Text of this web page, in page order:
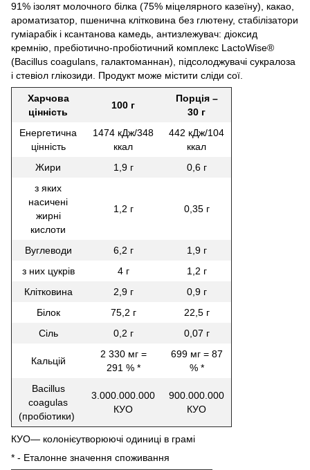
91% ізолят молочного білка (75% міцелярного казеїну), какао,
ароматизатор, пшенична клітковина без глютену, стабілізатори
гуміарабік і ксантанова камедь, антизлежувач: діоксид
кремнію, пребіотично-пробіотичний комплекс LactoWise®
(Bacillus coagulans, галактоманнан), підсолоджувачі сукралоза
і стевіол глікозиди. Продукт може містити сліди сої.
Харчова
цінність
100 г
Порція –
30 г
Енергетична
цінність
1474 кДж/348
ккал
442 кДж/104
ккал
Жири
1,9 г
0,6 г
з яких
насичені
жирні
кислоти
1,2 г 0,35 г
Вуглеводи 6,2 г
1,9 г
з них цукрів
4 г
1,2 г
Клітковина
2,9 г
0,9 г
Білок
75,2 г
22,5 г
Сіль
0,2 г 0,07 г
Кальцій
2 330 мг =
291 % *
699 мг = 87
% *
Bacillus
coagulas
(пробіотики)
3.000.000.000
КУО
900.000.000
КУО
КУО― колонієутворюючі одиниці в грамі
* - Еталонне значення споживання